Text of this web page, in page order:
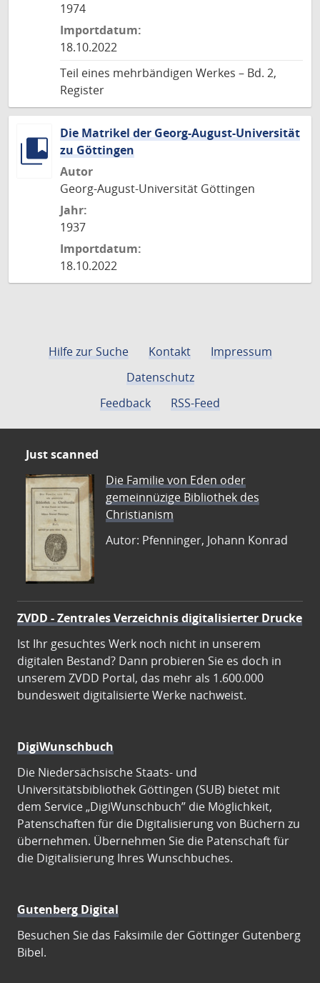
1974
Importdatum:
18.10.2022
Teil eines mehrbändigen Werkes – Bd. 2,
Register
Die Matrikel der Georg-August-Universität
zu Göttingen
Autor
Georg-August-Universität Göttingen
Jahr:
1937
Importdatum:
18.10.2022
Hilfe zur Suche Kontakt
Impressum
Datenschutz
Feedback
RSS-Feed
Just scanned
Die Familie von Eden oder
gemeinnüzige Bibliothek des
Christianism
Autor: Pfenninger, Johann Konrad
ZVDD - Zentrales Verzeichnis digitalisierter Drucke
Ist Ihr gesuchtes Werk noch nicht in unserem
digitalen Bestand? Dann probieren Sie es doch in
unserem ZVDD Portal, das mehr als 1.600.000
bundesweit digitalisierte Werke nachweist.
DigiWunschbuch
Die Niedersächsische Staats- und
Universitätsbibliothek Göttingen (SUB) bietet mit
dem Service „DigiWunschbuch” die Möglichkeit,
Patenschaften für die Digitalisierung von Büchern zu
übernehmen. Übernehmen Sie die Patenschaft für
die Digitalisierung Ihres Wunschbuches.
Gutenberg Digital
Besuchen Sie das Faksimile der Göttinger Gutenberg
Bibel.